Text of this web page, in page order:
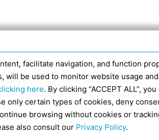
-
AUSSCHLIEßLICH:
125 und 127
facilitate navigation, and function
will be used to monitor website usage
here. By clicking “ACCEPT ALL”,
only certain types of cookies, deny
browsing without cookies or
also consult our Privacy Policy.